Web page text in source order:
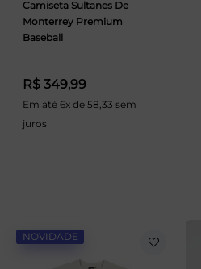
Camiseta Sultanes De
Monterrey Premium
Baseball
R$ 349,99
Em até 6x de 58,33 sem
juros
NOVIDADE